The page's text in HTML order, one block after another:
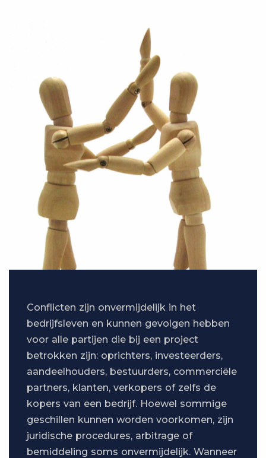
Conflicten zijn onvermijdelijk in het
bedrijfsleven en kunnen gevolgen hebben
voor alle partijen die bij een project
betrokken zijn: oprichters, investeerders,
aandeelhouders, bestuurders, commerciële
partners, klanten, verkopers of zelfs de
kopers van een bedrijf. Hoewel sommige
geschillen kunnen worden voorkomen, zijn
juridische procedures, arbitrage of
bemiddeling soms onvermijdelijk. Wanneer